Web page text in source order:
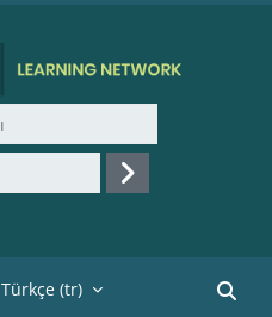
Giriş yap
Türkçe ‎(tr)‎